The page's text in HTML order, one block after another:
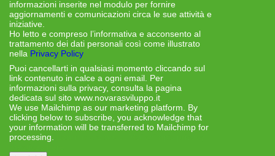
informazioni inserite nel modulo per fornire
aggiornamenti e comunicazioni circa le sue attività e
iniziative.
Ho letto e compreso l’informativa e acconsento al
trattamento dei dati personali così come illustrato
nella Privacy Policy
Puoi cancellarti in qualsiasi momento cliccando sul
link contenuto in calce a ogni email. Per
informazioni sulla privacy, consulta la pagina
dedicata sul sito www.novarasviluppo.it
We use Mailchimp as our marketing platform. By
clicking below to subscribe, you acknowledge that
your information will be transferred to Mailchimp for
processing.